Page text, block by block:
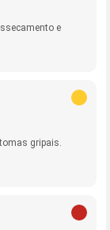
e
gripais.